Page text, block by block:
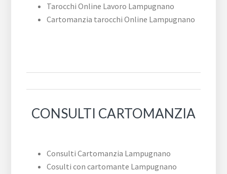
Tarocchi Online Lavoro Lampugnano
Cartomanzia tarocchi Online Lampugnano
CONSULTI CARTOMANZIA
Consulti Cartomanzia Lampugnano
Cosulti con cartomante Lampugnano